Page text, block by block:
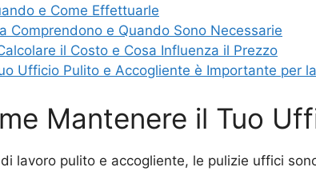
e Come Effettuarle
Comprendono e Quando Sono Necessarie
il Costo e Cosa Influenza il Prezzo
Ufficio Pulito e Accogliente è Importante per
Mantenere il Tuo
lavoro pulito e accogliente, le pulizie uffici